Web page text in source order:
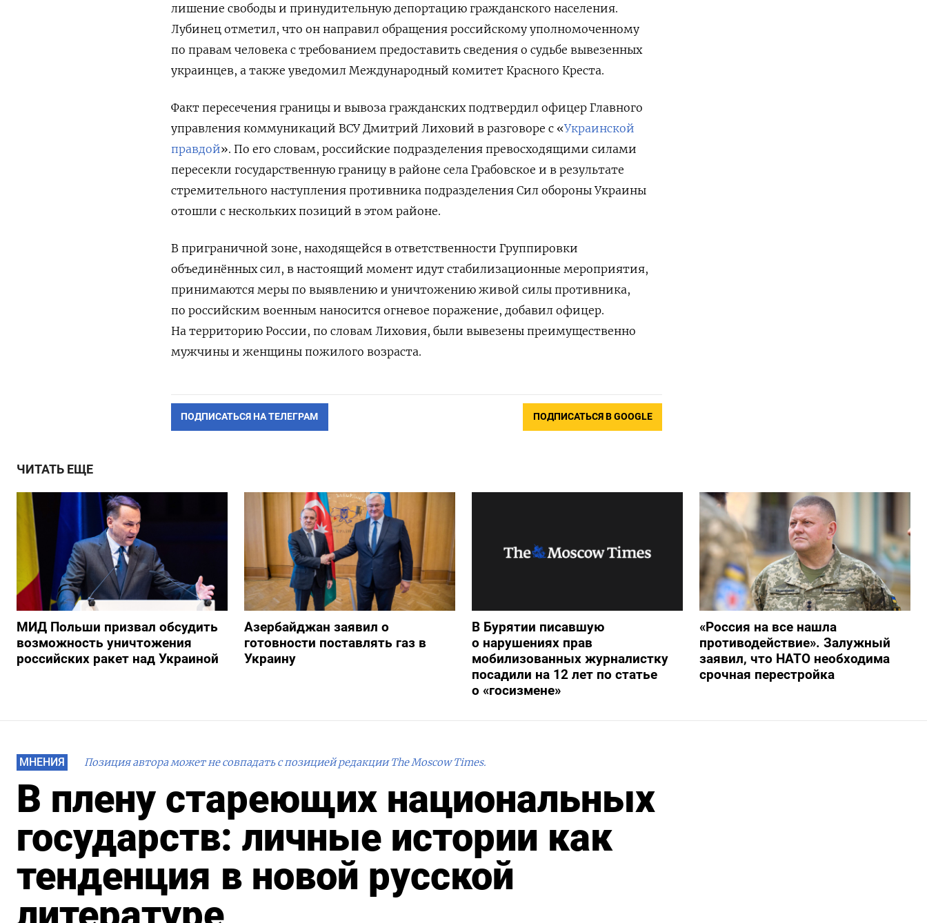
лишение свободы и принудительную депортацию гражданского населения.
Лубинец отметил, что он направил обращения российскому уполномоченному
по правам человека с требованием предоставить сведения о судьбе вывезенных
украинцев, а также уведомил Международный комитет Красного Креста.
Факт пересечения границы и вывоза гражданских подтвердил офицер Главного
управления коммуникаций ВСУ Дмитрий Лиховий в разговоре с «Украинской
правдой». По его словам, российские подразделения превосходящими силами
пересекли государственную границу в районе села Грабовское и в результате
стремительного наступления противника подразделения Сил обороны Украины
отошли с нескольких позиций в этом районе.
В приграничной зоне, находящейся в ответственности Группировки
объединённых сил, в настоящий момент идут стабилизационные мероприятия,
принимаются меры по выявлению и уничтожению живой силы противника,
по российским военным наносится огневое поражение, добавил офицер.
На территорию России, по словам Лиховия, были вывезены преимущественно
мужчины и женщины пожилого возраста.
ПОДПИСАТЬСЯ НА ТЕЛЕГРАМ ПОДПИСАТЬСЯ В GOOGLE
ЧИТАТЬ ЕЩЕ
МИД Польши призвал обсудить
возможность уничтожения
российских ракет над Украиной
Азербайджан заявил о
готовности поставлять газ в
Украину
В Бурятии писавшую
о нарушениях прав
мобилизованных журналистку
посадили на 12 лет по статье
о «госизмене»
«Россия на все нашла
противодействие». Залужный
заявил, что НАТО необходима
срочная перестройка
МНЕНИЯ Позиция автора может не совпадать с позицией редакции The Moscow Times.
В плену стареющих национальных
государств: личные истории как
тенденция в новой русской